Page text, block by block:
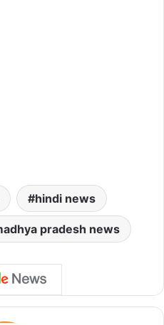
hindi news
pradesh news